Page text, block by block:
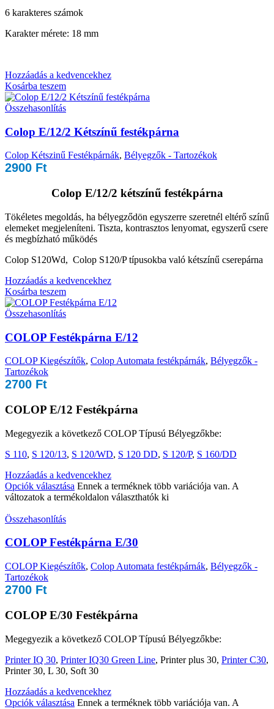
6 karakteres számok
Karakter mérete: 18 mm
Hozzáadás a kedvencekhez
Kosárba teszem
Összehasonlítás
Colop E/12/2 Kétszínű festékpárna
Colop Kétszinű Festékpárnák, Bélyegzők - Tartozékok
2900 Ft
Colop E/12/2 kétszínű festékpárna
Tökéletes megoldás, ha bélyegződön egyszerre szeretnél eltérő színű
elemeket megjeleníteni. Tiszta, kontrasztos lenyomat, egyszerű csere
és megbízható működés
Colop S120Wd, Colop S120/P típusokba való kétszínű cserepárna
Hozzáadás a kedvencekhez
Kosárba teszem
Összehasonlítás
COLOP Festékpárna E/12
COLOP Kiegészítők, Colop Automata festékpárnák, Bélyegzők -
Tartozékok
2700 Ft
COLOP E/12 Festékpárna
Megegyezik a következő COLOP Típusú Bélyegzőkbe:
S 110, S 120/13, S 120/WD, S 120 DD, S 120/P, S 160/DD
Hozzáadás a kedvencekhez
Opciók választása Ennek a terméknek több variációja van. A
változatok a termékoldalon választhatók ki
Összehasonlítás
COLOP Festékpárna E/30
COLOP Kiegészítők, Colop Automata festékpárnák, Bélyegzők -
Tartozékok
2700 Ft
COLOP E/30 Festékpárna
Megegyezik a következő COLOP Típusú Bélyegzőkbe:
Printer IQ 30, Printer IQ30 Green Line, Printer plus 30, Printer C30,
Printer 30, L 30, Soft 30
Hozzáadás a kedvencekhez
Opciók választása Ennek a terméknek több variációja van. A